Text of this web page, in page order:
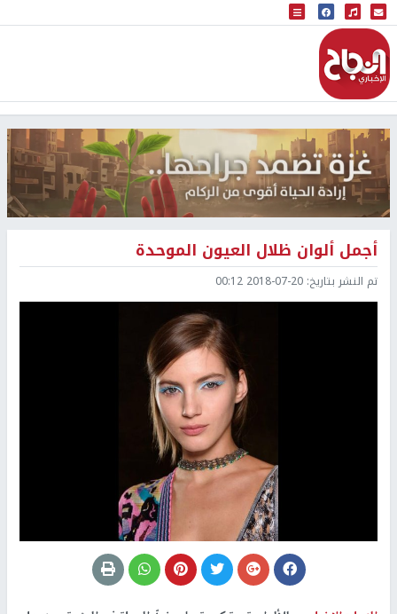
البث المباشر
إذاعة النجاح
أجمل ألوان ظلال العيون الموحدة
تم النشر بتاريخ: 2018-07-20 00:12